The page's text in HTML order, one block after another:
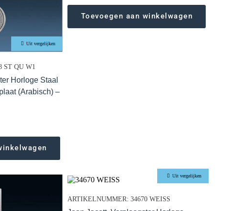
Uit vergelijken
ST QU W1
Horloge Staal
(Arabisch) –
Toevoegen aan winkelwagen
Uit vergelijken
ARTIKELNUMMER: 34670 WEISS